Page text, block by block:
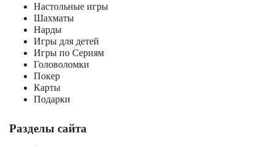
Настольные игры
Шахматы
Нарды
Игры для детей
Игры по Сериям
Головоломки
Покер
Карты
Подарки
Разделы сайта